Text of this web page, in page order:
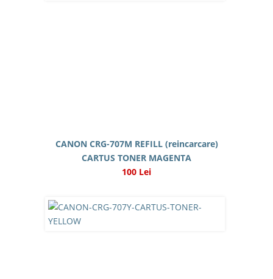
CANON CRG-707M REFILL (reincarcare)
CARTUS TONER MAGENTA
100 Lei